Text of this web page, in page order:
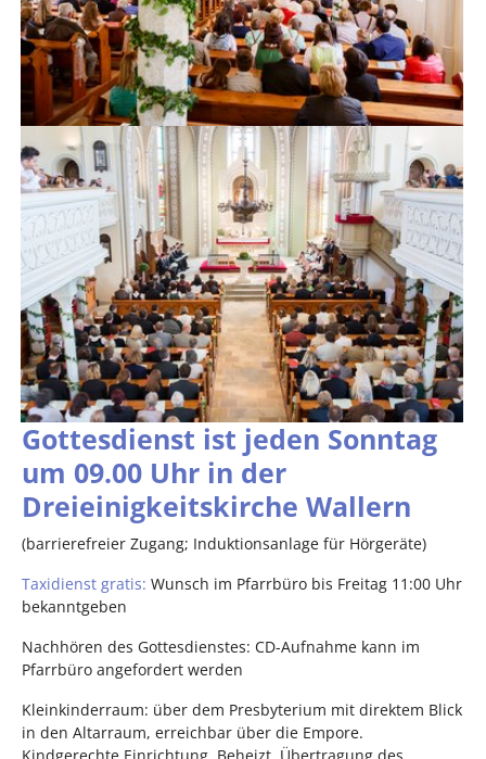
Gottesdienst ist jeden Sonntag
um 09.00 Uhr in der
Dreieinigkeitskirche Wallern
(barrierefreier Zugang; Induktionsanlage für Hörgeräte)
Taxidienst gratis: Wunsch im Pfarrbüro bis Freitag 11:00 Uhr
bekanntgeben
Nachhören des Gottesdienstes: CD-Aufnahme kann im
Pfarrbüro angefordert werden
Kleinkinderraum: über dem Presbyterium mit direktem Blick
in den Altarraum, erreichbar über die Empore.